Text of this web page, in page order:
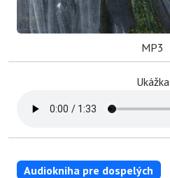
MP3
Ukážka
Audiokniha pre dospelých